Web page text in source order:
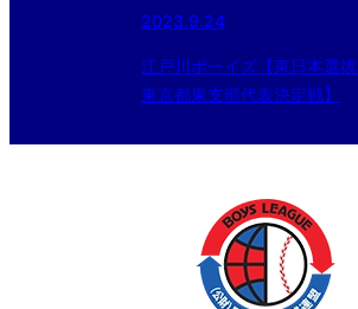
2023.9.24
江戸川ボーイズ【東日本選
東京都東支部代表決定戦‪】